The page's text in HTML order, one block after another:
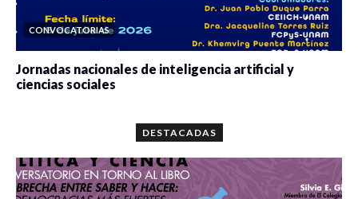
CONVOCATORIAS
Jornadas nacionales de inteligencia artificial y
ciencias sociales
DESTACADAS